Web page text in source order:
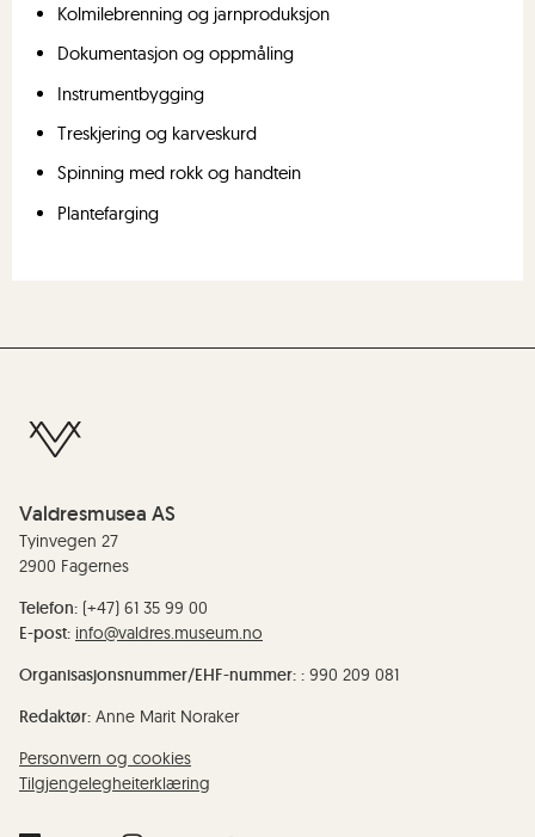
Kolmilebrenning og jarnproduksjon
Dokumentasjon og oppmåling
Instrumentbygging
Treskjering og karveskurd
Spinning med rokk og handtein
Plantefarging
Valdresmusea AS
Tyinvegen 27
2900 Fagernes
Telefon: (+47) 61 35 99 00
E-post: info@valdres.museum.no
Organisasjonsnummer/EHF-nummer: : 990 209 081
Redaktør: Anne Marit Noraker
Personvern og cookies
Tilgjengelegheiterklæring